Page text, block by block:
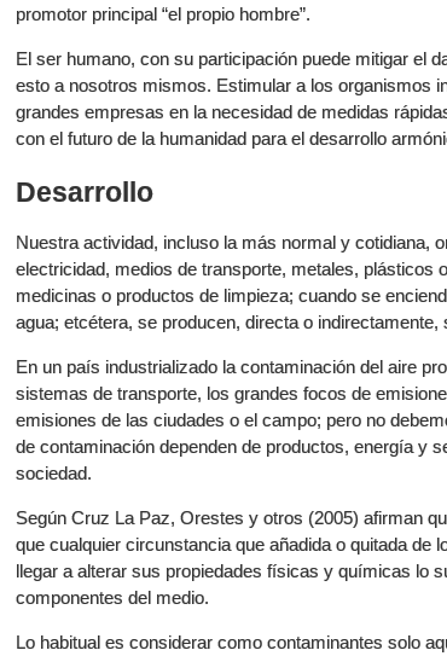
promotor principal “el propio hombre”.
El ser humano, con su participación puede mitigar el
esto a nosotros mismos. Estimular a los organismos
grandes empresas en la necesidad de medidas
con el futuro de la humanidad para el desarrollo
Desarrollo
Nuestra actividad, incluso la más normal y cotidiana,
electricidad, medios de transporte, metales, plásticos
medicinas o productos de limpieza; cuando se
agua; etcétera, se producen, directa o
En un país industrializado la contaminación del aire
sistemas de transporte, los grandes focos de
emisiones de las ciudades o el campo; pero no
de contaminación dependen de productos, energía y
sociedad.
Según Cruz La Paz, Orestes y otros (2005) afirman
que cualquier circunstancia que añadida o quitada de
llegar a alterar sus propiedades físicas y químicas lo
componentes del medio.
Lo habitual es considerar como contaminantes solo